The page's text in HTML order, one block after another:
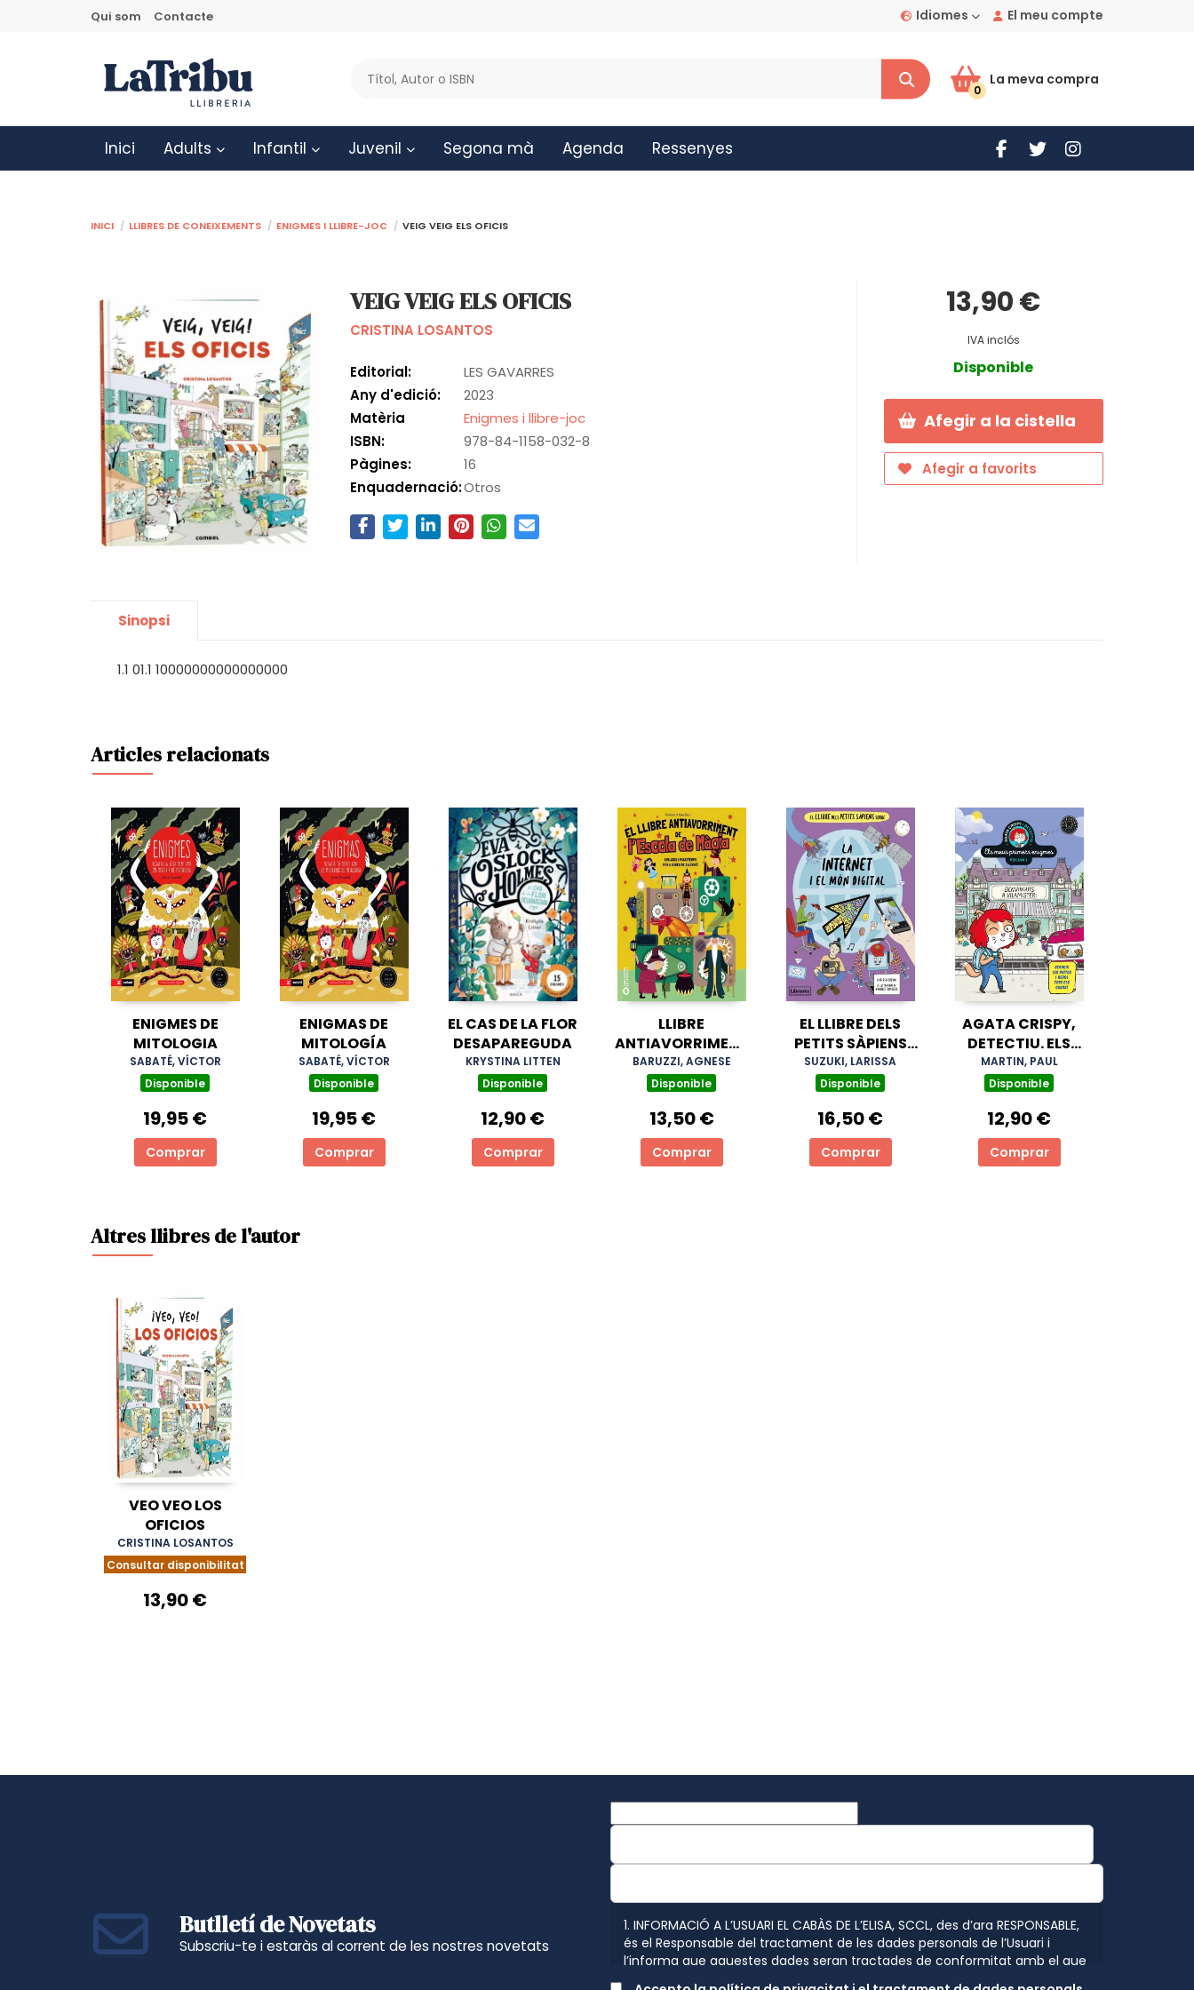
El meu compte
Idiomes
Qui som Contacte
La meva compra
0
Inici Adults Infantil Juvenil Segona mà Agenda Ressenyes
Inici Llibres de coneixements Enigmes i llibre-joc VEIG VEIG ELS OFICIS
VEIG VEIG ELS OFICIS
CRISTINA LOSANTOS
Editorial:
LES GAVARRES
Any d'edició:
2023
Matèria
Enigmes i llibre-joc
ISBN:
978-84-1158-032-8
Pàgines:
16
Enquadernació:Otros
13,90 €
IVA inclós
Disponible
Afegir a la cistella
Afegir a favorits
Sinopsi
1.1 01.1 10000000000000000
Articles relacionats
ENIGMES DE
MITOLOGIA
SABATÉ, VÍCTOR
Disponible
19,95 €
Comprar
ENIGMAS DE
MITOLOGÍA
SABATÉ, VÍCTOR
Disponible
19,95 €
Comprar
EL CAS DE LA FLOR
DESAPAREGUDA
KRYSTINA LITTEN
Disponible
12,90 €
Comprar
LLIBRE
ANTIAVORRIMENT
DE L'ESCOLA DE
MAGIA, EL
BARUZZI, AGNESE
Disponible
13,50 €
Comprar
EL LLIBRE DELS
PETITS SÀPIENS
SOBRE LA
INTERNET I EL MÓN
SUZUKI, LARISSA
Disponible
16,50 €
Comprar
AGATA CRISPY,
DETECTIU. ELS
MEUS PRIMERS
ENIGMES VOL.1
MARTIN, PAUL
Disponible
12,90 €
Comprar
Altres llibres de l'autor
VEO VEO LOS
OFICIOS
CRISTINA LOSANTOS
Consultar disponibilitat
13,90 €
Butlletí de Novetats
Subscriu-te i estaràs al corrent de les nostres novetats
1. INFORMACIÓ A L’USUARI EL CABÀS DE L’ELISA, SCCL, des d’ara RESPONSABLE,
és el Responsable del tractament de les dades personals de l’Usuari i
l’informa que aquestes dades seran tractades de conformitat amb el que
disposen les normatives vigents en protecció de dades personals, el